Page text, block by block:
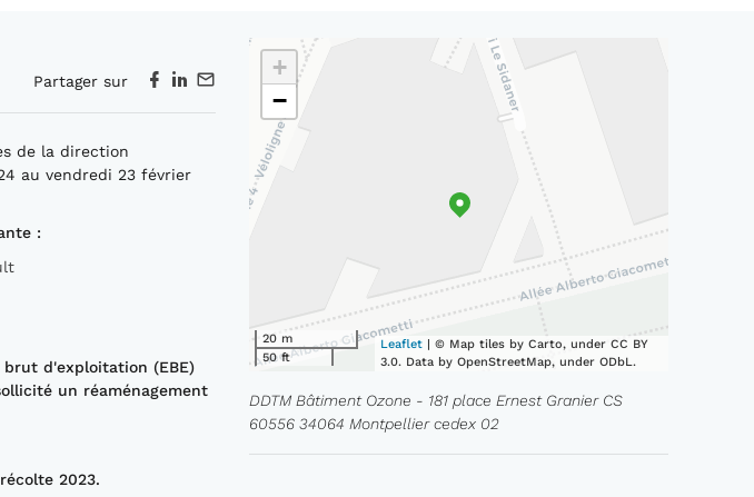
Partager sur
de la direction
au vendredi 23 février
:
d'exploitation (EBE)
un réaménagement
2023.
+
−
20 m
50 ft
Leaflet | © Map tiles by Carto, under CC BY
3.0. Data by OpenStreetMap, under ODbL.
DDTM Bâtiment Ozone - 181 place Ernest Granier CS
60556 34064 Montpellier cedex 02